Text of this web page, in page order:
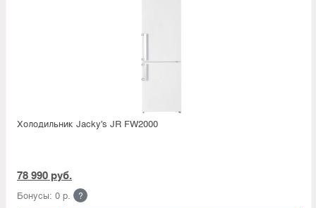
Холодильник Jacky's JR FW2000
78 990 руб.
Бонусы: 0 р. ?